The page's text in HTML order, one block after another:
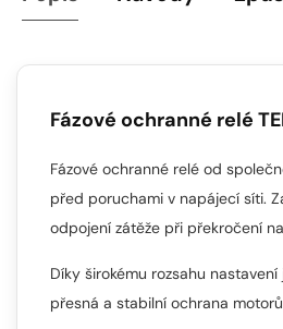
Fázové ochranné relé
Fázové ochranné relé od
před poruchami v napájecí síti.
odpojení zátěže při překročení
Díky širokému rozsahu
přesná a stabilní ochrana